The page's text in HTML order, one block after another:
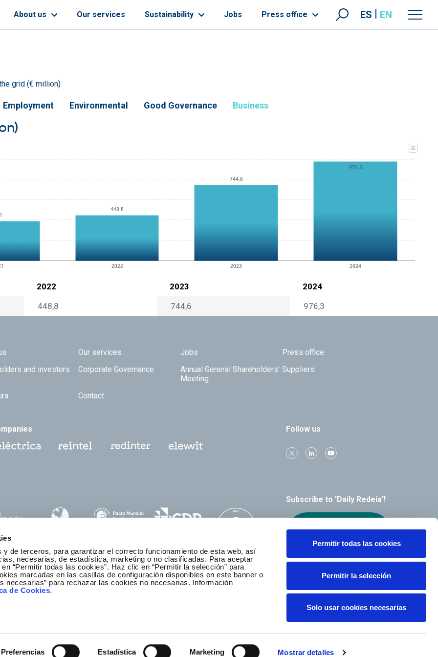
de terceros, para garantizar el correcto funcionamiento de esta web, así
necesarias, de estadística, marketing o no clasificadas. Para aceptar
“Permitir todas las cookies”. Haz clic en “Permitir la selección” para
marcadas en las casillas de configuración disponibles en este banner o
necesarias” para rechazar las cookies no necesarias. Información
de Cookies.
Preferencias Estadística Marketing Mostrar detalles
Permitir todas las cookies
Permitir la selección
Solo usar cookies necesarias
About us Our services Sustainability Jobs Press office ES EN
grid (€ million)
Employment Environmental Good Governance Business
2022 2023 2024
448.8
744.6
976.3
2022 2023
2024
448,8 744,6 976,3
Our services Jobs
Press office
and investors
Corporate Governance
Annual General Shareholders’
Meeting
Suppliers
Contact
Follow us
Subscribe to 'Daily Redeia'!
Receive our
alerts by email
and Compliance Channel
Legal notice Privacy policy Redeia © All rights reserved